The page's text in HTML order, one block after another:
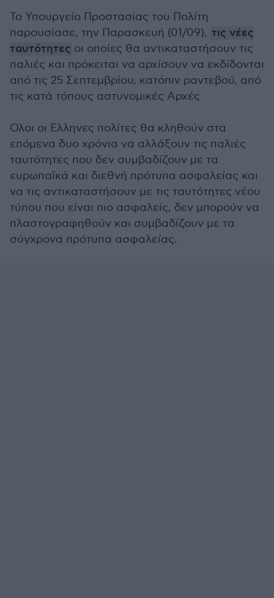
Το Υπουργείο Προστασίας του Πολίτη
παρουσίασε, την Παρασκευή (01/09), τις νέες
ταυτότητες οι οποίες θα αντικαταστήσουν τις
παλιές και πρόκειται να αρχίσουν να εκδίδονται
από τις 25 Σεπτεμβρίου, κατόπιν ραντεβού, από
τις κατά τόπους αστυνομικές Αρχές
Ολοι οι Ελληνες πολίτες θα κληθούν στα
επόμενα δυο χρόνια να αλλάξουν τις παλιές
ταυτότητες που δεν συμβαδίζουν με τα
ευρωπαϊκά και διεθνή πρότυπα ασφαλείας και
να τις αντικαταστήσουν με τις ταυτότητες νέου
τύπου που είναι πιο ασφαλείς, δεν μπορούν να
πλαστογραφηθούν και συμβαδίζουν με τα
σύγχρονα πρότυπα ασφαλείας.